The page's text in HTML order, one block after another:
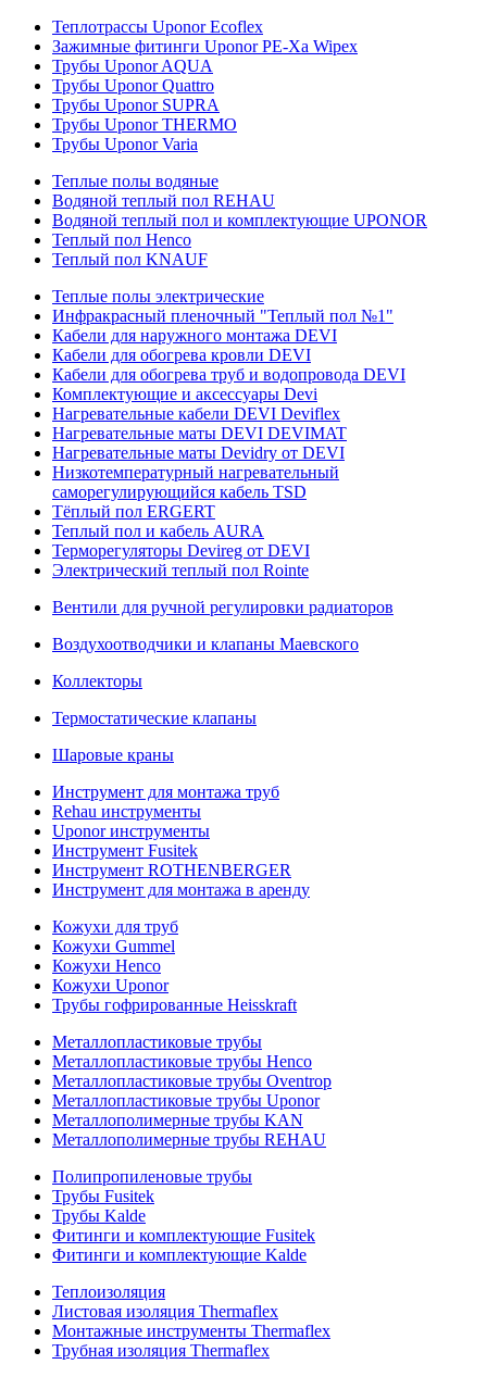
Теплотрассы Uponor Ecoflex
Зажимные фитинги Uponor PE-Xa Wipex
Трубы Uponor AQUA
Трубы Uponor Quattro
Трубы Uponor SUPRA
Трубы Uponor THERMO
Трубы Uponor Varia
Теплые полы водяные
Водяной теплый пол REHAU
Водяной теплый пол и комплектующие UPONOR
Теплый пол Henco
Теплый пол KNAUF
Теплые полы электрические
Инфракрасный пленочный "Теплый пол №1"
Кабели для наружного монтажа DEVI
Кабели для обогрева кровли DEVI
Кабели для обогрева труб и водопровода DEVI
Комплектующие и аксессуары Devi
Нагревательные кабели DEVI Deviflex
Нагревательные маты DEVI DEVIMAT
Нагревательные маты Devidry от DEVI
Низкотемпературный нагревательный
саморегулирующийся кабель TSD
Тёплый пол ERGERT
Теплый пол и кабель AURA
Терморегуляторы Devireg от DEVI
Электрический теплый пол Rointe
Вентили для ручной регулировки радиаторов
Воздухоотводчики и клапаны Маевского
Коллекторы
Термостатические клапаны
Шаровые краны
Инструмент для монтажа труб
Rehau инструменты
Uponor инструменты
Инструмент Fusitek
Инструмент ROTHENBERGER
Инструмент для монтажа в аренду
Кожухи для труб
Кожухи Gummel
Кожухи Henco
Кожухи Uponor
Трубы гофрированные Heisskraft
Металлопластиковые трубы
Металлопластиковые трубы Henco
Металлопластиковые трубы Oventrop
Металлопластиковые трубы Uponor
Металлополимерные трубы KAN
Металлополимерные трубы REHAU
Полипропиленовые трубы
Трубы Fusitek
Трубы Kalde
Фитинги и комплектующие Fusitek
Фитинги и комплектующие Kalde
Теплоизоляция
Листовая изоляция Thermaflex
Монтажные инструменты Thermaflex
Трубная изоляция Thermaflex